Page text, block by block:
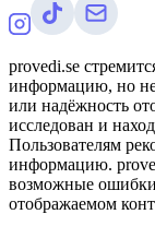
provedi.se
информацию, но не
или надёжность
исследован и
Пользователям
информацию.
возможные
отображаемом